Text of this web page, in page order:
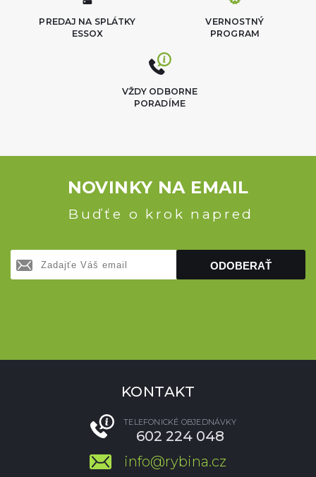
VERNOSTNÝ
PROGRAM
PREDAJ NA SPLÁTKY
ESSOX
VŽDY ODBORNE
PORADÍME
NOVINKY NA EMAIL
Buďťe o krok napred
ODOBERAŤ
KONTAKT
TELEFONICKÉ OBJEDNÁVKY
602 224 048
info@rybina.cz